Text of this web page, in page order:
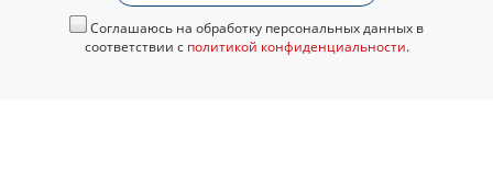
Соглашаюсь на обработку персональных данных в
соответствии с политикой конфиденциальности.